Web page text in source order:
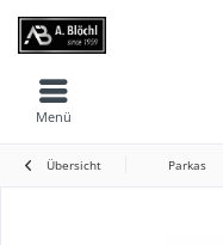
Menü
Übersicht Parkas